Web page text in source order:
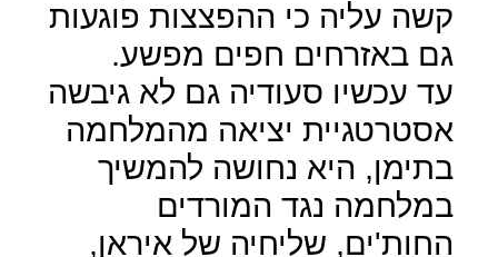
קשה עליה כי ההפצצות פוגעות
גם באזרחים חפים מפשע.
עד עכשיו סעודיה גם לא גיבשה
אסטרטגיית יציאה מהמלחמה
בתימן, היא נחושה להמשיך
במלחמה נגד המורדים
החות'ים, שליחיה של איראן,